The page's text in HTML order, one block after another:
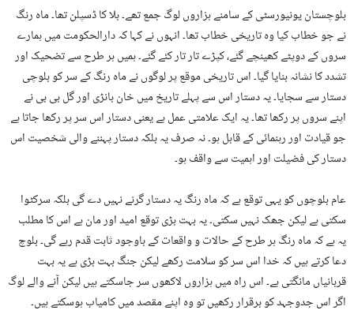
بلوچستان یونیورسٹی کے سامنے ہزاروں لوگ جمع تھے۔ بلا کا ڈسپلن تھا۔ ماہ رنگ
نے جو خطاب کیا وہ تاریخی خطاب تھا۔ انہوں نے کہا کہ دارالحکومت میں ہمارے
سروں کے دوپٹے کھینچے گئے، کپڑے تار تار کئے گئے۔ ہمیں ہر طرح سے تضحیک اور
تشدد کا نشانہ بنایا گیا۔ اس تاریخی موقع پر لوگوں نے ماہ رنگ کے سر کو بلوچی
دستار سے سجایا۔ یہ دستار اس سے پہلے تاریخ میں خان بانڑی اور گل بی بی نے
اپنے سروں پر رکھا تھا۔ یہ ایک علامتی عمل ہے یعنی دستار اس سر پر رکھا جاتا ہے
جو قیادت اور رہنمائی کے قابل ہو۔ نہ صرف یہ بلکہ دستار پہننے والی شخصیت اس
دستار کی فضیلت اور اہمیت سے واقف ہو۔
عام بلوچوں کو یہی توقع ہے کہ ماہ رنگ یہ دستار گرنے نہیں دے گی بلکہ سرکٹوا
سکتی ہے لیکن جھک نہیں سکتی۔ یہ بہت بڑی توقع امید اور مان ہے اس کا مطلب
یہ ہے کہ ماہ رنگ ہر طرح کے حالات و واقعات کے باوجود ثابت قدم رہے گی۔ بلوچ
دعا کرتے ہیں کہ خدا اس سر کو سلامت رکھے لیکن جنگ بہت بڑی ہے یہ بہت
قربانیاں مانگتی ہے۔ اس راہ میں ہزاروں لاکھوں سر جاسکتے ہیں لیکن آنے والے لوگ
اگر اس جدوجہد کو برقرار رکھیں تو وہ اپنے مقصد میں کامیاب ہوسکتے ہیں۔